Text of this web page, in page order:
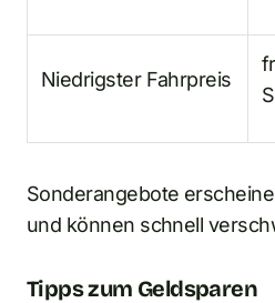
Niedrigster Fahrpreis
Sonderangebote
und können schnell
Tipps zum Geldsparen